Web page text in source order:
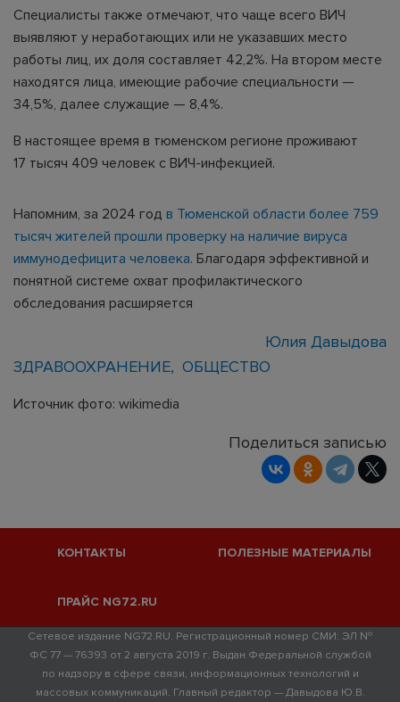
Специалисты также отмечают, что чаще всего ВИЧ
выявляют у неработающих или не указавших место
работы лиц, их доля составляет 42,2%. На втором месте
находятся лица, имеющие рабочие специальности —
34,5%, далее служащие — 8,4%.
В настоящее время в тюменском регионе проживают
17 тысяч 409 человек с ВИЧ-инфекцией.
Напомним, за 2024 год в Тюменской области более 759
тысяч жителей прошли проверку на наличие вируса
иммунодефицита человека. Благодаря эффективной и
понятной системе охват профилактического
обследования расширяется
Юлия Давыдова
ЗДРАВООХРАНЕНИЕ ОБЩЕСТВО
Источник фото: wikimedia
Поделиться записью
КОНТАКТЫ ПОЛЕЗНЫЕ МАТЕРИАЛЫ
ПРАЙС NG72.RU
Сетевое издание NG72.RU. Регистрационный номер СМИ: ЭЛ №
ФС 77 — 76393 от 2 августа 2019 г. Выдан Федеральной службой
по надзору в сфере связи, информационных технологий и
массовых коммуникаций. Главный редактор — Давыдова Ю.В.